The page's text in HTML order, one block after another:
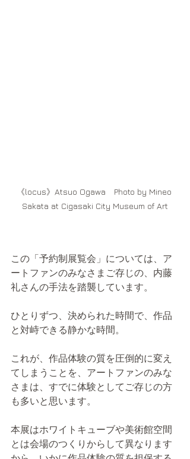
《locus》Atsuo Ogawa　Photo by Mineo
Sakata at Cigasaki City Museum of Art
この「予約制展覧会」については、ア
ートファンのみなさまご存じの、内藤
礼さんの手法を踏襲しています。
ひとりずつ、決められた時間で、作品
と対峙できる静かな時間。
これが、作品体験の質を圧倒的に変え
てしまうことを、アートファンのみな
さまは、すでに体験としてご存じの方
も多いと思います。
本展はホワイトキューブや美術館空間
とは会場のつくりからして異なります